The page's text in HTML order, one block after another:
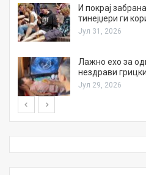
И покрај
тинејџери ги
Јул 31, 2026
Лажно ехо за
нездрави грицки
Јул 29, 2026